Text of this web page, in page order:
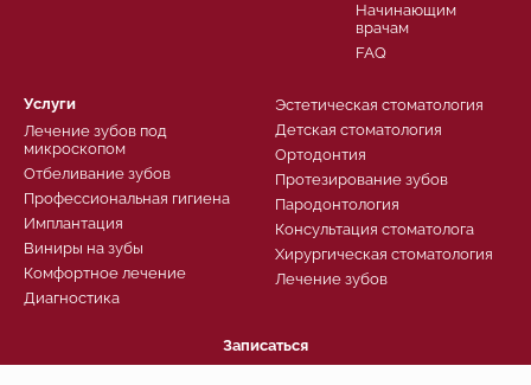
Услуги
Лечение зубов под
микроскопом
Отбеливание зубов
Профессиональная гигиена
Имплантация
Виниры на зубы
Комфортное лечение
Диагностика
Эстетическая стоматология
Детская стоматология
Ортодонтия
Протезирование зубов
Пародонтология
Консультация стоматолога
Хирургическая стоматология
Лечение зубов
Начинающим
врачам
FAQ
Записаться